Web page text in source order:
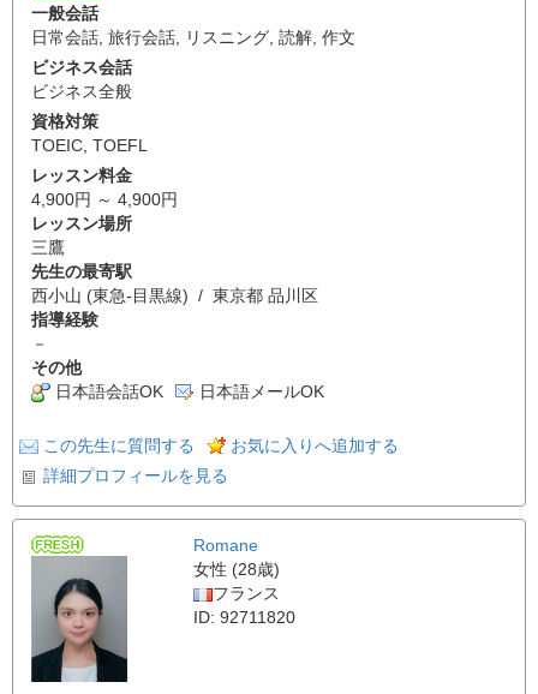
一般会話
日常会話 旅行会話 リスニング 読解 作文
ビジネス会話
ビジネス全般
資格対策
TOEIC TOEFL
レッスン料金
4,900円 ～ 4,900円
レッスン場所
三鷹
先生の最寄駅
西小山 (東急-目黒線) / 東京都 品川区
指導経験
－
その他
日本語会話OK
日本語メールOK
この先生に質問する
お気に入りへ追加する
詳細プロフィールを見る
Romane
女性 (28歳)
フランス
ID: 92711820